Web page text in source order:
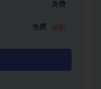
免费
免费